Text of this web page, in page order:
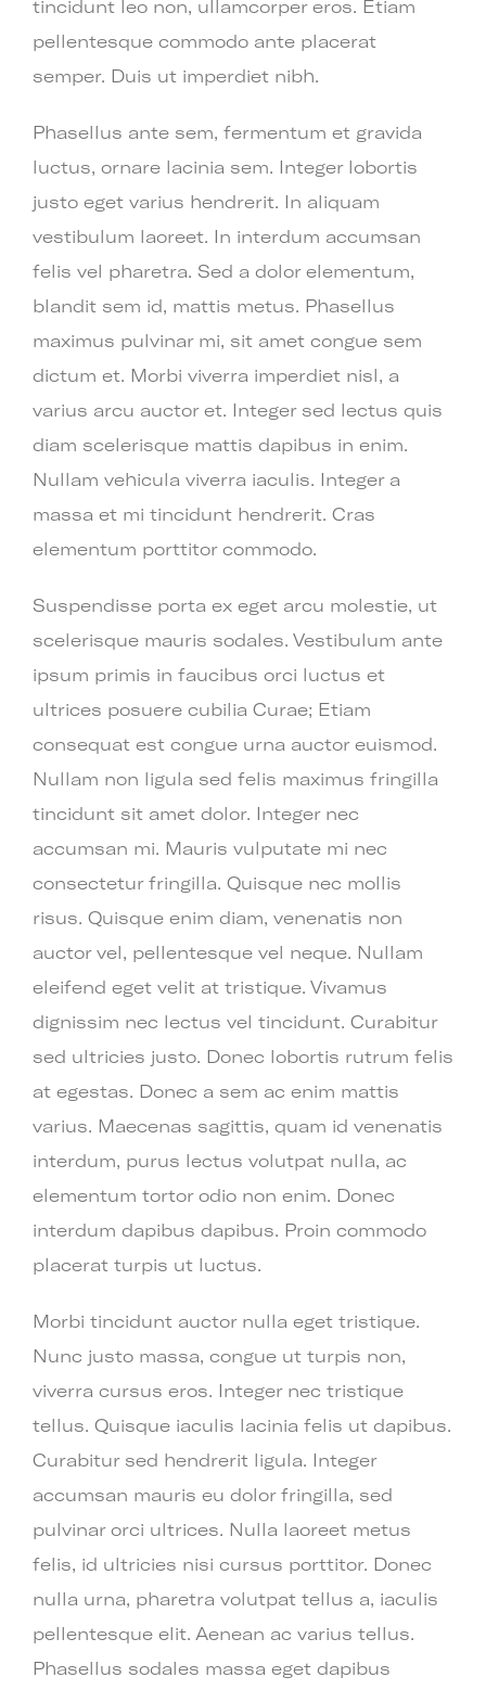
tincidunt leo non, ullamcorper eros. Etiam
pellentesque commodo ante placerat
semper. Duis ut imperdiet nibh.
Phasellus ante sem, fermentum et gravida
luctus, ornare lacinia sem. Integer lobortis
justo eget varius hendrerit. In aliquam
vestibulum laoreet. In interdum accumsan
felis vel pharetra. Sed a dolor elementum,
blandit sem id, mattis metus. Phasellus
maximus pulvinar mi, sit amet congue sem
dictum et. Morbi viverra imperdiet nisl, a
varius arcu auctor et. Integer sed lectus quis
diam scelerisque mattis dapibus in enim.
Nullam vehicula viverra iaculis. Integer a
massa et mi tincidunt hendrerit. Cras
elementum porttitor commodo.
Suspendisse porta ex eget arcu molestie, ut
scelerisque mauris sodales. Vestibulum ante
ipsum primis in faucibus orci luctus et
ultrices posuere cubilia Curae; Etiam
consequat est congue urna auctor euismod.
Nullam non ligula sed felis maximus fringilla
tincidunt sit amet dolor. Integer nec
accumsan mi. Mauris vulputate mi nec
consectetur fringilla. Quisque nec mollis
risus. Quisque enim diam, venenatis non
auctor vel, pellentesque vel neque. Nullam
eleifend eget velit at tristique. Vivamus
dignissim nec lectus vel tincidunt. Curabitur
sed ultricies justo. Donec lobortis rutrum felis
at egestas. Donec a sem ac enim mattis
varius. Maecenas sagittis, quam id venenatis
interdum, purus lectus volutpat nulla, ac
elementum tortor odio non enim. Donec
interdum dapibus dapibus. Proin commodo
placerat turpis ut luctus.
Morbi tincidunt auctor nulla eget tristique.
Nunc justo massa, congue ut turpis non,
viverra cursus eros. Integer nec tristique
tellus. Quisque iaculis lacinia felis ut dapibus.
Curabitur sed hendrerit ligula. Integer
accumsan mauris eu dolor fringilla, sed
pulvinar orci ultrices. Nulla laoreet metus
felis, id ultricies nisi cursus porttitor. Donec
nulla urna, pharetra volutpat tellus a, iaculis
pellentesque elit. Aenean ac varius tellus.
Phasellus sodales massa eget dapibus